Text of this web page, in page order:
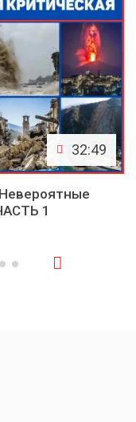
32:49
1